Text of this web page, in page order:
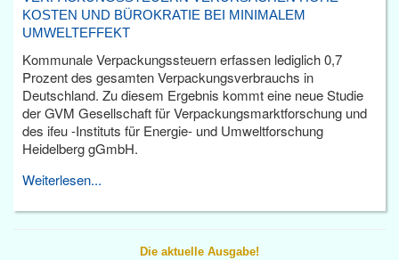
KOSTEN UND BÜROKRATIE BEI MINIMALEM
UMWELTEFFEKT
Kommunale Verpackungssteuern erfassen lediglich 0,7
Prozent des gesamten Verpackungsverbrauchs in
Deutschland. Zu diesem Ergebnis kommt eine neue Studie
der GVM Gesellschaft für Verpackungsmarktforschung und
des ifeu -Instituts für Energie- und Umweltforschung
Heidelberg gGmbH.
Weiterlesen...
Die aktuelle Ausgabe!